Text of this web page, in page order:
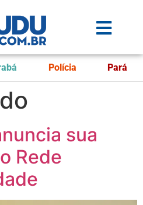
Polícia Pará
sua
Rede